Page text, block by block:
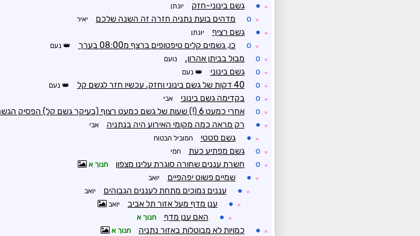
☼
● גשם בינוני-חזק יונתן
☼
o מדהים בועת נתניה חזרה זה השנה שלכם יאיר
☼
● גשם רציף יונתן
☼
o כן, גשמים קלים טיפטופים ברצף מ08:00 בערך נעם
☼
o מבול בביתן אהרון. נועם
☼
o גשם בינוני נעם
☼
o 40 דקות של גשם בינוני וחזק. עכשיו חזר לגשם קל נעם
☼
o בקדימה גשם בינוני אבי
☼
o אחרי כמעט 6 (!) שעות של גשם כמעט רצוף (בעיקר גשם קל) הפסיק הגשם
☼
● רק מראה כמה מקומי האירוע היה בנתניה אבי
☼
● גשם סטטי המוביל הבטוח
☼
o גשם מפתיע כעת חמי
☼
o חשרת עננים שחורה סוגרת עלינו מצפון חנוך א
☼
● שמיים פשוט יפהפיים יואב
☼
● עננים נמוכים מתחת לעננים הגבוהים יואב
☼
● ענן מדף מעל אזור תל אביב יואב
☼
● האם ענן מדף חנוך א
☼
● כמויות לא מבוטלות באזור נתניה חנוך א